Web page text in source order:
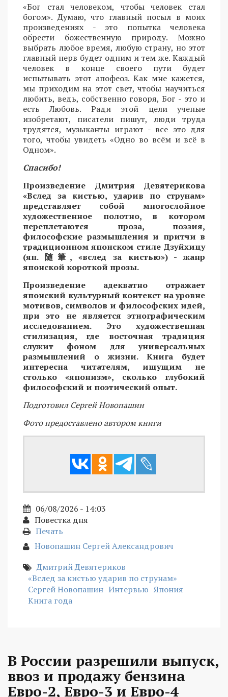
«Бог стал человеком, чтобы человек стал
богом». Думаю, что главный посыл в моих
произведениях - это попытка человека
обрести божественную природу. Можно
выбрать любое время, любую страну, но этот
главный нерв будет одним и тем же. Каждый
человек в конце своего пути будет
испытывать этот апофеоз. Как мне кажется,
мы приходим на этот свет, чтобы научиться
любить, ведь, собственно говоря, Бог - это и
есть Любовь. Ради этой цели ученые
изобретают, писатели пишут, люди труда
трудятся, музыканты играют - все это для
того, чтобы увидеть «Одно во всём и всё в
Одном».
Спасибо!
Произведение Дмитрия Девятерикова
«Вслед за кистью, ударив по струнам»
представляет собой многослойное
художественное полотно, в котором
переплетаются проза, поэзия,
философские размышления и притчи в
традиционном японском стиле Дзуйхицу
(яп. 随筆 , «вслед за кистью») - жанр
японской короткой прозы.
Произведение адекватно отражает
японский культурный контекст на уровне
мотивов, символов и философских идей,
при это не является этнографическим
исследованием. Это художественная
стилизация, где восточная традиция
служит фоном для универсальных
размышлений о жизни. Книга будет
интересна читателям, ищущим не
столько «японизм», сколько глубокий
философский и поэтический опыт.
Подготовил Сергей Новопашин
Фото предоставлено автором книги
06/08/2026 - 14:03
Повестка дня
Печать
Новопашин Сергей Александрович
Дмитрий Девятериков
«Вслед за кистью ударив по струнам»
Сергей Новопашин Интервью Япония
Книга года
В России разрешили выпуск,
ввоз и продажу бензина
Евро-2, Евро-3 и Евро-4